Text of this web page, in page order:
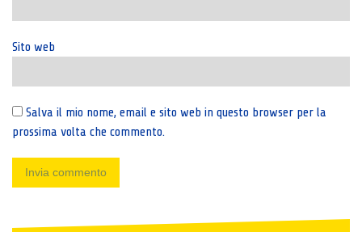
Sito web
Salva il mio nome, email e sito web in questo browser per la
prossima volta che commento.